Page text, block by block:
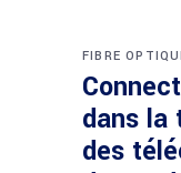
FIBRE
dans la
des